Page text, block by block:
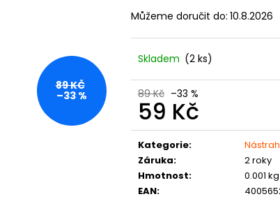
Můžeme doručit do: 10.8.2026
Skladem (2 ks)
89 Kč –33 %
59 Kč
Měrná
cena:
Kategorie:
Záruka:
2 roky
Hmotnost:
0.001 kg
EAN:
89 KČ
–33 %